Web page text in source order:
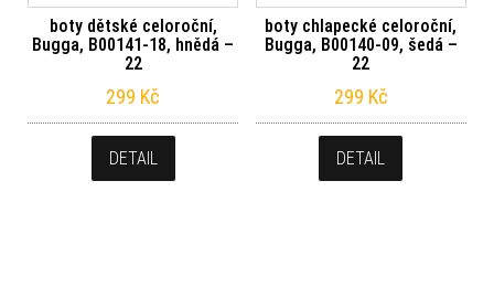
boty dětské celoroční,
Bugga, B00141-18, hnědá –
22
299 Kč
DETAIL
boty chlapecké celoroční,
Bugga, B00140-09, šedá –
22
299 Kč
DETAIL